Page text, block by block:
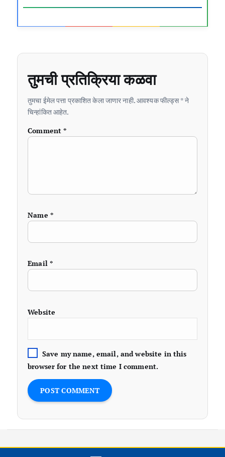
तुमची प्रतिक्रिया कळवा
तुमचा ईमेल पत्ता प्रकाशित केला जाणार नाही. आवश्यक फील्ड्स * ने
चिन्हांकित आहेत.
Comment*
Name *
Email *
Website
Save my name, email, and website in this
browser for the next time I comment.